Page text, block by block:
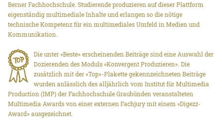
Berner Fachhochschule. Studierende produzieren auf dieser Plattform
eigenständig multimediale Inhalte und erlangen so die nötige
technische Kompetenz für ein multimediales Umfeld in Medien und
Kommunikation.
Die unter «Beste» erscheinenden Beiträge sind eine Auswahl der
Dozierenden des Moduls «Konvergent Produzieren». Die
zusätzlich mit der «Top»-Plakette gekennzeichneten Beiträge
wurden anlässlich des alljährlich vom Institut für Multimedia
Production (IMP) der Fachhochschule Graubünden veranstalteten
Multimedia Awards von einer externen Fachjury mit einem «Digezz-
Award» ausgezeichnet.